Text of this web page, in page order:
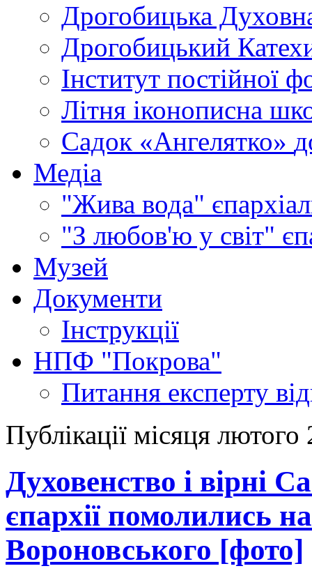
Дрогобицька
Дрогобицький
Інститут постійної
Літня іконописна
Садок «Ангелятко»
Медіа
"Жива вода"
"З любов'ю у світ"
Музей
Документи
Інструкції
НПФ "Покрова"
Питання експерту
Публікації місяця лютого
Духовенство і вірні
єпархії помолились
Вороновського [фото]